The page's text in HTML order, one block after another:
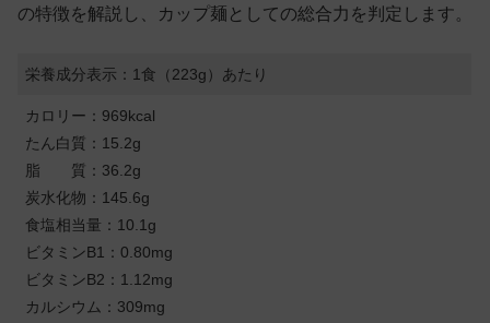
の特徴を解説し、カップ麺としての総合力を判定します。
栄養成分表示：1食（223g）あたり
カロリー：969kcal
たん白質：15.2g
脂 質：36.2g
炭水化物：145.6g
食塩相当量：10.1g
ビタミンB1：0.80mg
ビタミンB2：1.12mg
カルシウム：309mg